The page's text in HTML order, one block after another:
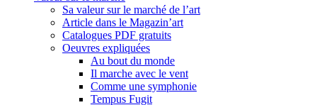
Sa valeur sur le marché de l’art
Article dans le Magazin’art
Catalogues PDF gratuits
Oeuvres expliquées
Au bout du monde
Il marche avec le vent
Comme une symphonie
Tempus Fugit